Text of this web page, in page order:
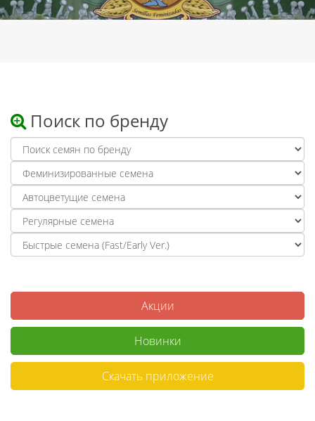
Поиск по бренду
Акции
Новинки
Скачать приложение